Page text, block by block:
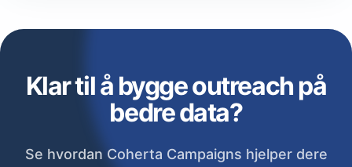
Klar til å bygge outreach på
bedre data?
Se hvordan Coherta Campaigns hjelper dere